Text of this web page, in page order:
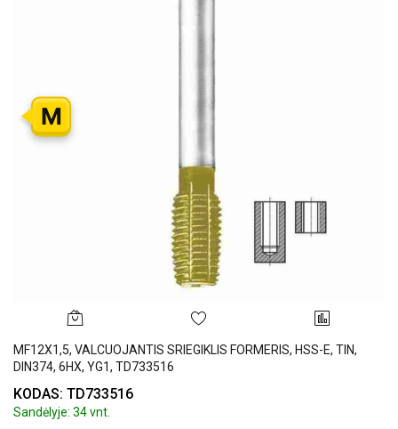
M
MF12X1,5, VALCUOJANTIS SRIEGIKLIS FORMERIS, HSS-E, TIN,
DIN374, 6HX, YG1, TD733516
KODAS: TD733516
Sandėlyje: 34 vnt.